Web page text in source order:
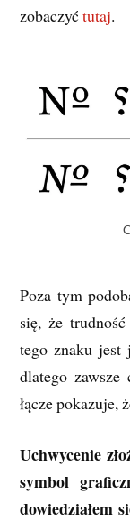
zobaczyćtutaj.
Poza tym
się, że
tego znaku jest
dlatego zawsze
łącze pokazuje,
Uchwycenie
symbol
dowiedziałem